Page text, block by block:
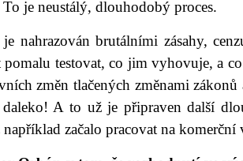
je neustálý, dlouhodobý proces.
nahrazován brutálními zásahy,
testovat, co jim vyhovuje, a
změn tlačených změnami
A to už je připraven další
začalo pracovat na